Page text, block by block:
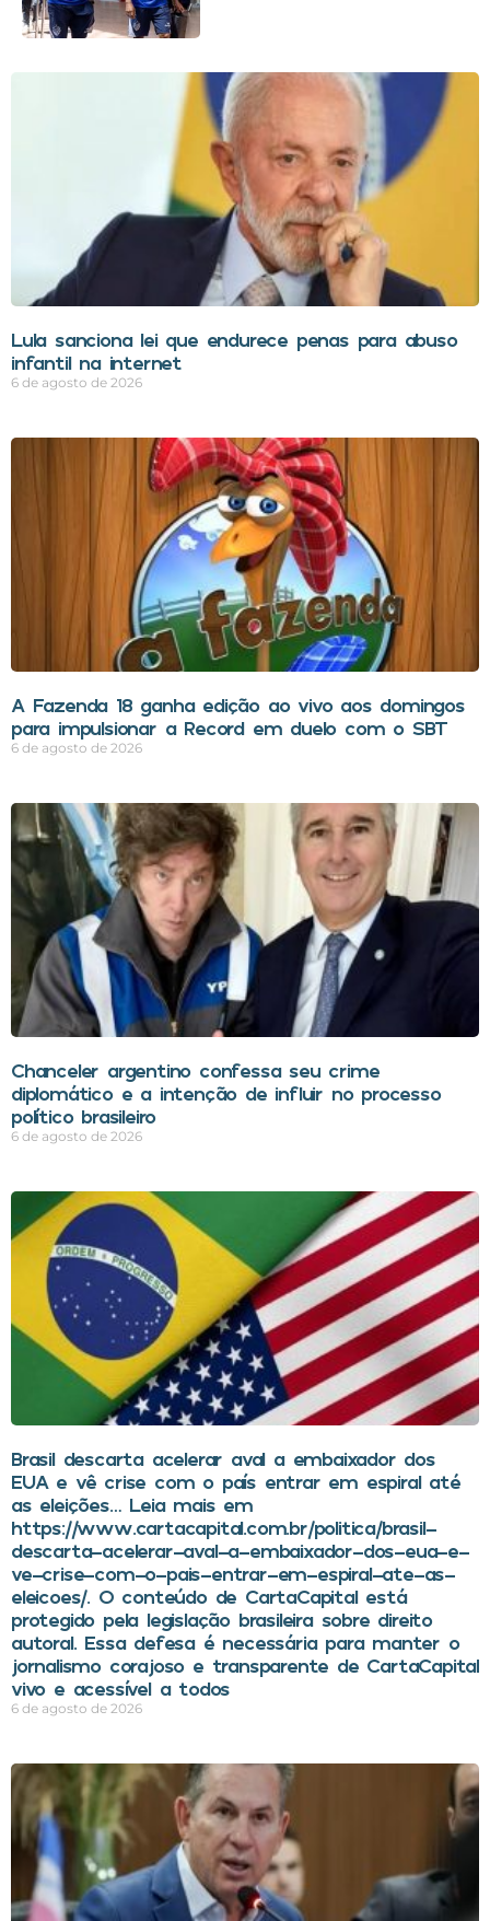
Lula sanciona lei que endurece penas para abuso
infantil na internet
6 de agosto de 2026
A Fazenda 18 ganha edição ao vivo aos domingos
para impulsionar a Record em duelo com o SBT
6 de agosto de 2026
Chanceler argentino confessa seu crime
diplomático e a intenção de influir no processo
político brasileiro
6 de agosto de 2026
Brasil descarta acelerar aval a embaixador dos
EUA e vê crise com o país entrar em espiral até
as eleições… Leia mais em
https://www.cartacapital.com.br/politica/brasil-
descarta-acelerar-aval-a-embaixador-dos-eua-e-
ve-crise-com-o-pais-entrar-em-espiral-ate-as-
eleicoes/. O conteúdo de CartaCapital está
protegido pela legislação brasileira sobre direito
autoral. Essa defesa é necessária para manter o
jornalismo corajoso e transparente de CartaCapital
vivo e acessível a todos
6 de agosto de 2026